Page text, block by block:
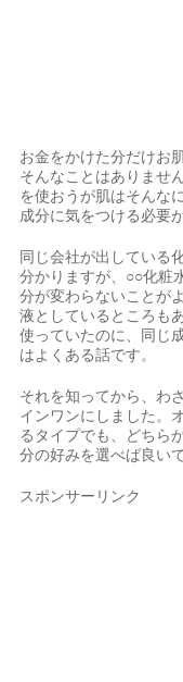
お金をかけた分だけお
そんなことはありませ
を使おうが肌はそんな
成分に気をつける必要
同じ会社が出している
分かりますが、○○化粧
分が変わらないことが
液としているところも
使っていたのに、同じ
はよくある話です。
それを知ってから、わ
インワンにしました。
るタイプでも、どちら
分の好みを選べば良いで
スポンサーリンク